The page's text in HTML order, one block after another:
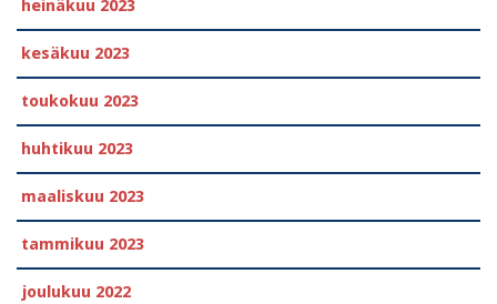
heinäkuu 2023
kesäkuu 2023
toukokuu 2023
huhtikuu 2023
maaliskuu 2023
tammikuu 2023
joulukuu 2022